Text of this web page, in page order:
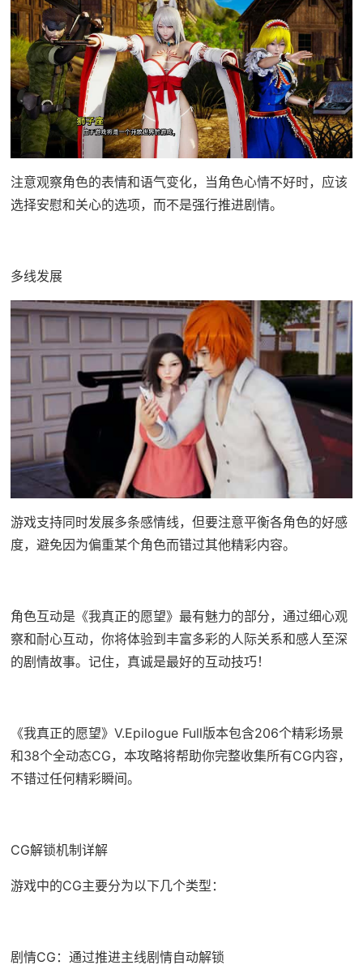
注意观察角色的表情和语气变化，当角色心情不好时，应该
选择安慰和关心的选项，而不是强行推进剧情。
多线发展
游戏支持同时发展多条感情线，但要注意平衡各角色的好感
度，避免因为偏重某个角色而错过其他精彩内容。
角色互动是《我真正的愿望》最有魅力的部分，通过细心观
察和耐心互动，你将体验到丰富多彩的人际关系和感人至深
的剧情故事。记住，真诚是最好的互动技巧！
《我真正的愿望》V.Epilogue Full版本包含206个精彩场景
和38个全动态CG，本攻略将帮助你完整收集所有CG内容，
不错过任何精彩瞬间。
CG解锁机制详解
游戏中的CG主要分为以下几个类型：
剧情CG：通过推进主线剧情自动解锁